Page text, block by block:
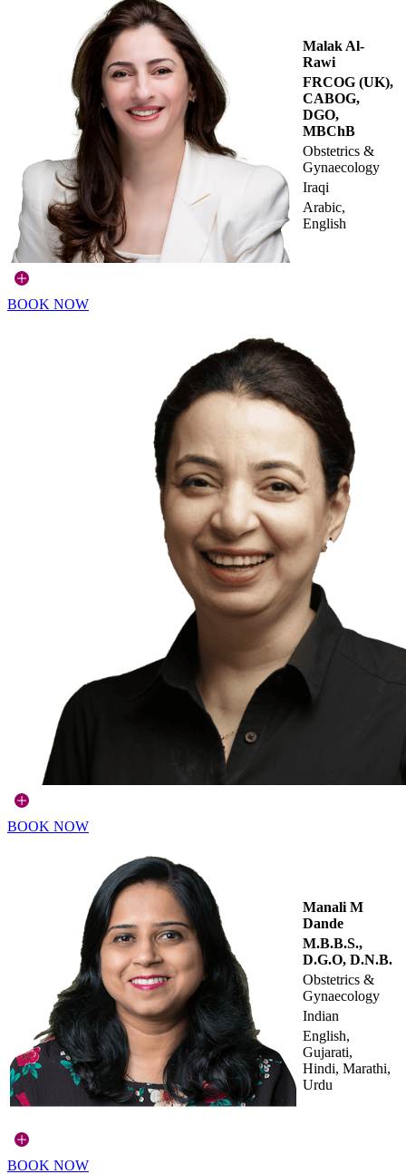
Malak Al-
Rawi
FRCOG (UK),
CABOG,
DGO,
MBChB
Obstetrics &
Gynaecology
Iraqi
Arabic,
English
BOOK NOW
BOOK NOW
Manali M
Dande
M.B.B.S.,
D.G.O, D.N.B.
Obstetrics &
Gynaecology
Indian
English,
Gujarati,
Hindi, Marathi,
Urdu
BOOK NOW